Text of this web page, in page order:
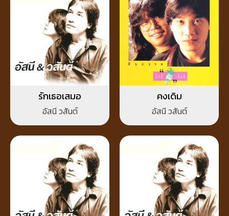
รักเธอเสมอ
อัสนี วสันต์
คงเดิม
อัสนี วสันต์